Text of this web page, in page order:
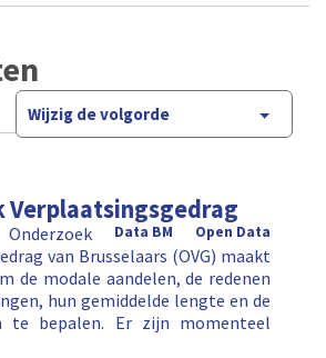
Wijzig de volgorde
Verplaatsingsgedrag
Open Data
Data BM
van Brusselaars (OVG) maakt
de modale aandelen, de redenen
hun gemiddelde lengte en de
te bepalen. Er zijn momenteel